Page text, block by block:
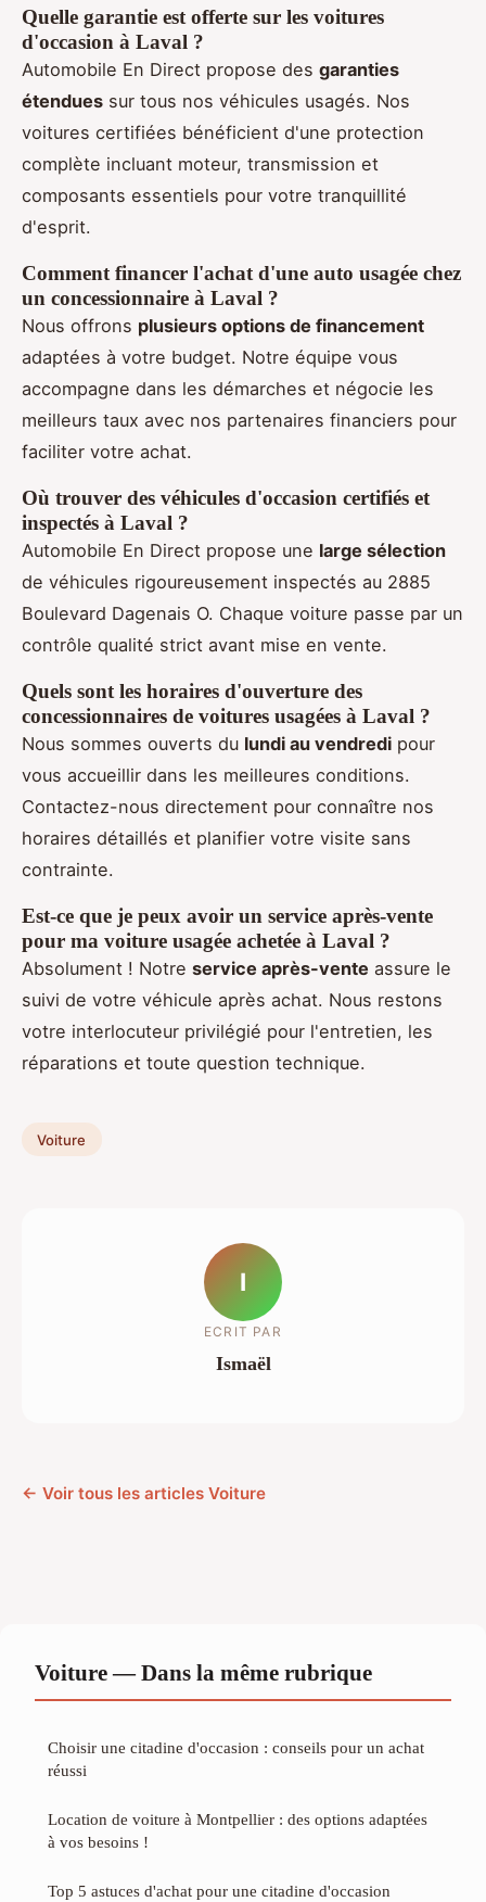
Quelle garantie est offerte sur les voitures
d'occasion à Laval ?
Automobile En Direct propose des garanties
étendues sur tous nos véhicules usagés. Nos
voitures certifiées bénéficient d'une protection
complète incluant moteur, transmission et
composants essentiels pour votre tranquillité
d'esprit.
Comment financer l'achat d'une auto usagée chez
un concessionnaire à Laval ?
Nous offrons plusieurs options de financement
adaptées à votre budget. Notre équipe vous
accompagne dans les démarches et négocie les
meilleurs taux avec nos partenaires financiers pour
faciliter votre achat.
Où trouver des véhicules d'occasion certifiés et
inspectés à Laval ?
Automobile En Direct propose une large sélection
de véhicules rigoureusement inspectés au 2885
Boulevard Dagenais O. Chaque voiture passe par un
contrôle qualité strict avant mise en vente.
Quels sont les horaires d'ouverture des
concessionnaires de voitures usagées à Laval ?
Nous sommes ouverts du lundi au vendredi pour
vous accueillir dans les meilleures conditions.
Contactez-nous directement pour connaître nos
horaires détaillés et planifier votre visite sans
contrainte.
Est-ce que je peux avoir un service après-vente
pour ma voiture usagée achetée à Laval ?
Absolument ! Notre service après-vente assure le
suivi de votre véhicule après achat. Nous restons
votre interlocuteur privilégié pour l'entretien, les
réparations et toute question technique.
Voiture
I
ECRIT PAR
Ismaël
← Voir tous les articles Voiture
Voiture — Dans la même rubrique
Choisir une citadine d'occasion : conseils pour un achat
réussi
Location de voiture à Montpellier : des options adaptées
à vos besoins !
Top 5 astuces d'achat pour une citadine d'occasion